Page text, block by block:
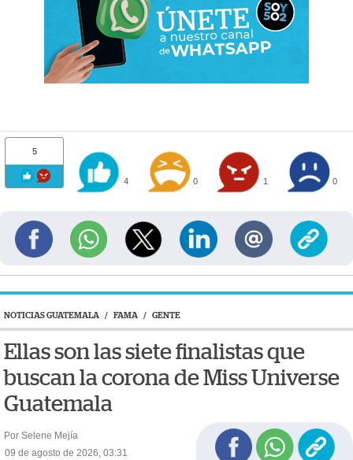
5
4 0 1 0
NOTICIAS GUATEMALA / FAMA / GENTE
Ellas son las siete finalistas que
buscan la corona de Miss Universe
Guatemala
Por Selene Mejía
09 de agosto de 2026, 03:31